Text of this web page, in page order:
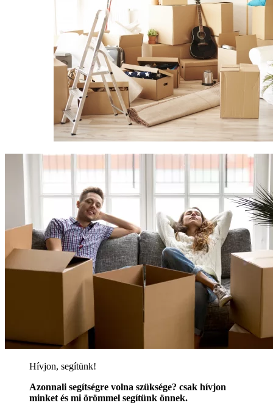
Hívjon, segítünk!
Azonnali segítségre volna szüksége? csak hívjon
minket és mi örömmel segítünk önnek.